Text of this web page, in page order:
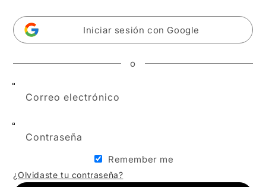
Iniciar sesión con Google
o
Correo electrónico
Contraseña
Remember me
¿Olvidaste tu contraseña?